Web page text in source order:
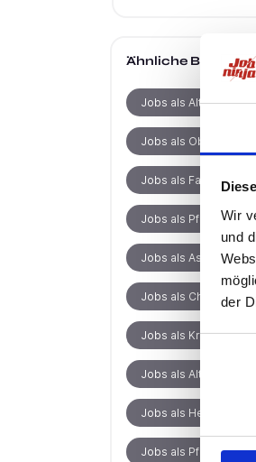
Wir
und
der
Ähnliche Berufein
Jobs als
Jobs als Oberarzt
Jobs als Facharzt
Jobs als
Jobs als
Jobs als Chefarzt
Jobs als
Jobs als Altenpfleger
Jobs als
Jobs als Pflegehelfer